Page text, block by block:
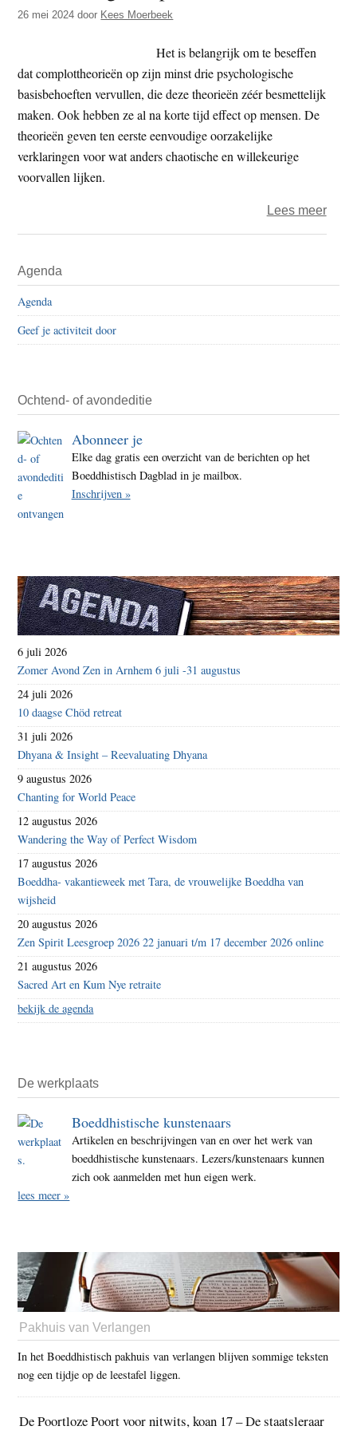
t
e
t
e
26 mei 2024 door Kees Moerbeek
Het is belangrijk om te beseffen
dat complottheorieën op zijn minst drie psychologische
basisbehoeften vervullen, die deze theorieën zéér besmettelijk
maken. Ook hebben ze al na korte tijd effect op mensen. De
theorieën geven ten eerste eenvoudige oorzakelijke
verklaringen voor wat anders chaotische en willekeurige
voorvallen lijken.
Lees meerover
Sidebar
Agenda
Agenda
Geef je activiteit door
Ochtend- of avondeditie
Abonneer je
Elke dag gratis een overzicht van de berichten op het
Boeddhistisch Dagblad in je mailbox.
Inschrijven »
6 juli 2026
Zomer Avond Zen in Arnhem 6 juli -31 augustus
24 juli 2026
10 daagse Chöd retreat
31 juli 2026
Dhyana & Insight – Reevaluating Dhyana
9 augustus 2026
Chanting for World Peace
12 augustus 2026
Wandering the Way of Perfect Wisdom
17 augustus 2026
Boeddha- vakantieweek met Tara, de vrouwelijke Boeddha van
wijsheid
20 augustus 2026
Zen Spirit Leesgroep 2026 22 januari t/m 17 december 2026 online
21 augustus 2026
Sacred Art en Kum Nye retraite
bekijk de agenda
De werkplaats
Boeddhistische kunstenaars
Artikelen en beschrijvingen van en over het werk van
boeddhistische kunstenaars. Lezers/kunstenaars kunnen
zich ook aanmelden met hun eigen werk.
lees meer »
Pakhuis van Verlangen
In het Boeddhistisch pakhuis van verlangen blijven sommige teksten
nog een tijdje op de leestafel liggen.
De Poortloze Poort voor nitwits, koan 17 – De staatsleraar